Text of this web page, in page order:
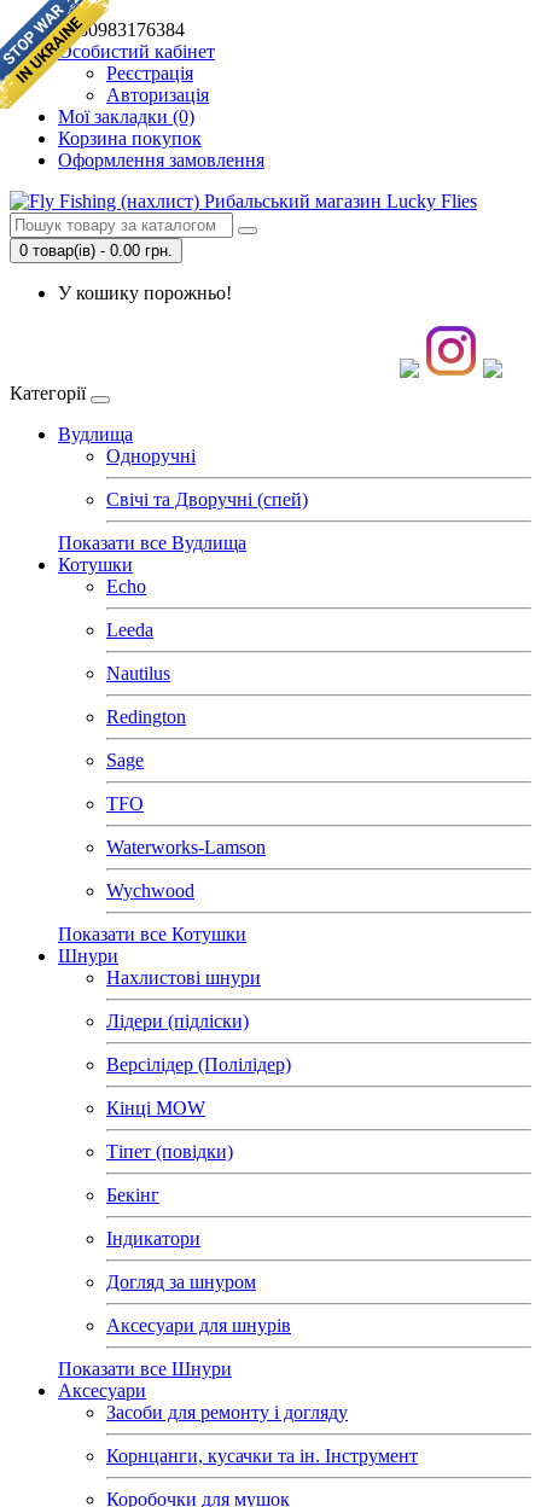
+380983176384
Особистий кабінет
Реєстрація
Авторизація
Мої закладки (0)
Корзина покупок
Оформлення замовлення
0 товар(ів) - 0.00 грн.
У кошику порожньо!
Категорії
Вудлища
Одноручні
Свічі та Дворучні (спей)
Показати все Вудлища
Котушки
Echo
Leeda
Nautilus
Redington
Sage
TFO
Waterworks-Lamson
Wychwood
Показати все Котушки
Шнури
Нахлистові шнури
Лідери (підліски)
Версілідер (Полілідер)
Кінці MOW
Тіпет (повідки)
Бекінг
Індикатори
Догляд за шнуром
Аксесуари для шнурів
Показати все Шнури
Аксесуари
Засоби для ремонту і догляду
Корнцанги, кусачки та ін. Інструмент
Коробочки для мушок